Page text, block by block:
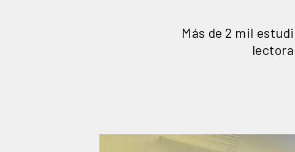
Más de 2 mil